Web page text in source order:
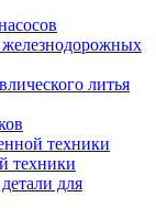
железнодорожных
литья
техники
техники
для